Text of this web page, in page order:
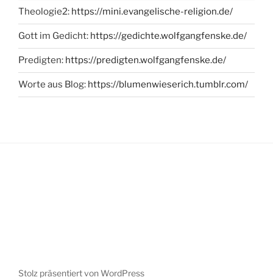
Theologie2: https://mini.evangelische-religion.de/
Gott im Gedicht: https://gedichte.wolfgangfenske.de/
Predigten: https://predigten.wolfgangfenske.de/
Worte aus Blog: https://blumenwieserich.tumblr.com/
Stolz präsentiert von WordPress